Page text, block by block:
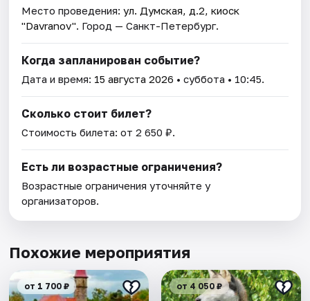
Место проведения:ул. Думская, д.2, киоск
"Davranov". Город — Санкт-Петербург.
Когда запланирован событие?
Дата и время: 15 августа 2026 • суббота • 10:45.
Сколько стоит билет?
Стоимость билета: от 2 650 ₽.
Есть ли возрастные ограничения?
Возрастные ограничения уточняйте у
организаторов.
Похожие мероприятия
от 1 700 ₽ от 4 050 ₽